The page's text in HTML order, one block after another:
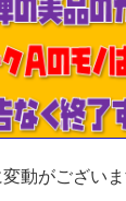
動がござい